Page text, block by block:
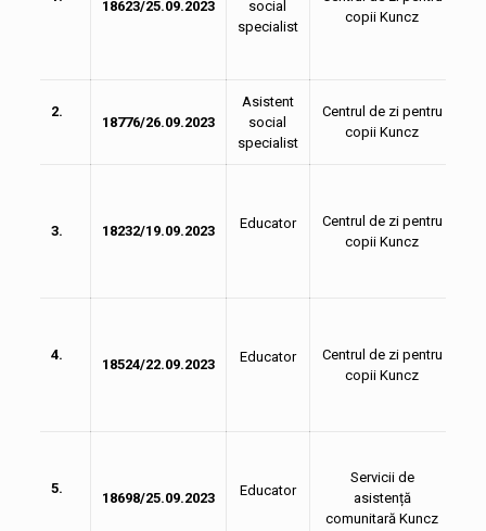
18623/25.09.2023
social
specialist
copii Kuncz
2.
18776/26.09.2023
Asistent
social
specialist
Centrul de zi pentru
copii Kuncz
3. 18232/19.09.2023 Educator
Centrul de zi pentru
copii Kuncz
4.
18524/22.09.2023 Educator
Centrul de zi pentru
copii Kuncz
5.
18698/25.09.2023 Educator
Servicii de
asistență
comunitară Kuncz